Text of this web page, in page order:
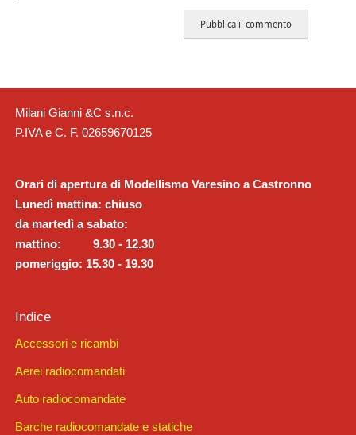
Milani Gianni &C s.n.c.
P.IVA e C. F. 02659670125
Orari di apertura di Modellismo Varesino a Castronno
Lunedì mattina: chiuso
da martedì a sabato:
mattino: 9.30 - 12.30
pomeriggio: 15.30 - 19.30
Indice
Accessori e ricambi
Aerei radiocomandati
Auto radiocomandate
Barche radiocomandate e statiche